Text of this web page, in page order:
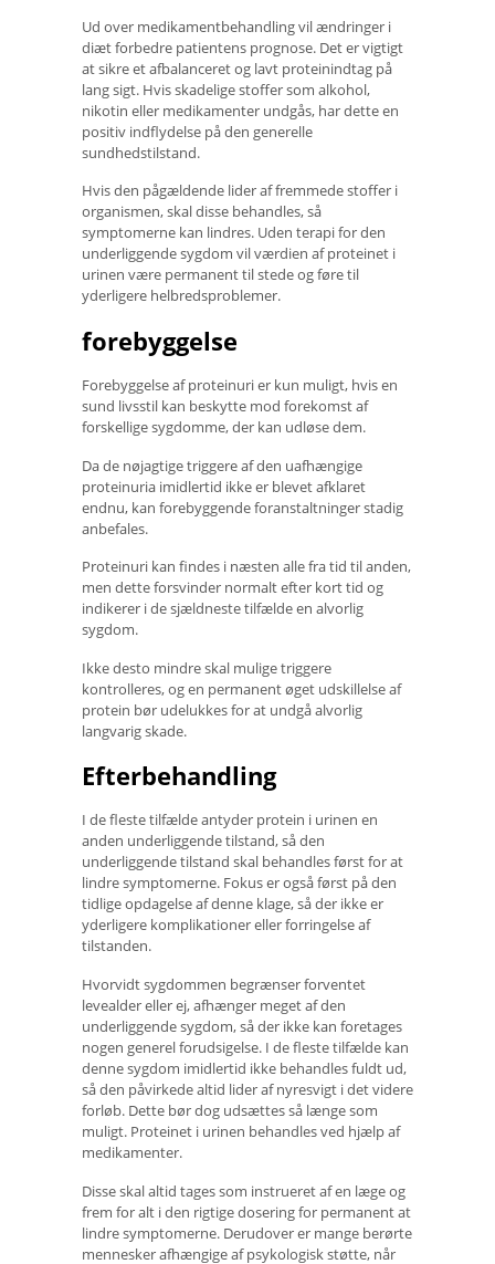
Ud over medikamentbehandling vil ændringer i
diæt forbedre patientens prognose. Det er vigtigt
at sikre et afbalanceret og lavt proteinindtag på
lang sigt. Hvis skadelige stoffer som alkohol,
nikotin eller medikamenter undgås, har dette en
positiv indflydelse på den generelle
sundhedstilstand.
Hvis den pågældende lider af fremmede stoffer i
organismen, skal disse behandles, så
symptomerne kan lindres. Uden terapi for den
underliggende sygdom vil værdien af ​​proteinet i
urinen være permanent til stede og føre til
yderligere helbredsproblemer.
forebyggelse
Forebyggelse af proteinuri er kun muligt, hvis en
sund livsstil kan beskytte mod forekomst af
forskellige sygdomme, der kan udløse dem.
Da de nøjagtige triggere af den uafhængige
proteinuria imidlertid ikke er blevet afklaret
endnu, kan forebyggende foranstaltninger stadig
anbefales.
Proteinuri kan findes i næsten alle fra tid til anden,
men dette forsvinder normalt efter kort tid og
indikerer i de sjældneste tilfælde en alvorlig
sygdom.
Ikke desto mindre skal mulige triggere
kontrolleres, og en permanent øget udskillelse af
protein bør udelukkes for at undgå alvorlig
langvarig skade.
Efterbehandling
I de fleste tilfælde antyder protein i urinen en
anden underliggende tilstand, så den
underliggende tilstand skal behandles først for at
lindre symptomerne. Fokus er også først på den
tidlige opdagelse af denne klage, så der ikke er
yderligere komplikationer eller forringelse af
tilstanden.
Hvorvidt sygdommen begrænser forventet
levealder eller ej, afhænger meget af den
underliggende sygdom, så der ikke kan foretages
nogen generel forudsigelse. I de fleste tilfælde kan
denne sygdom imidlertid ikke behandles fuldt ud,
så den påvirkede altid lider af nyresvigt i det videre
forløb. Dette bør dog udsættes så længe som
muligt. Proteinet i urinen behandles ved hjælp af
medikamenter.
Disse skal altid tages som instrueret af en læge og
frem for alt i den rigtige dosering for permanent at
lindre symptomerne. Derudover er mange berørte
mennesker afhængige af psykologisk støtte, når